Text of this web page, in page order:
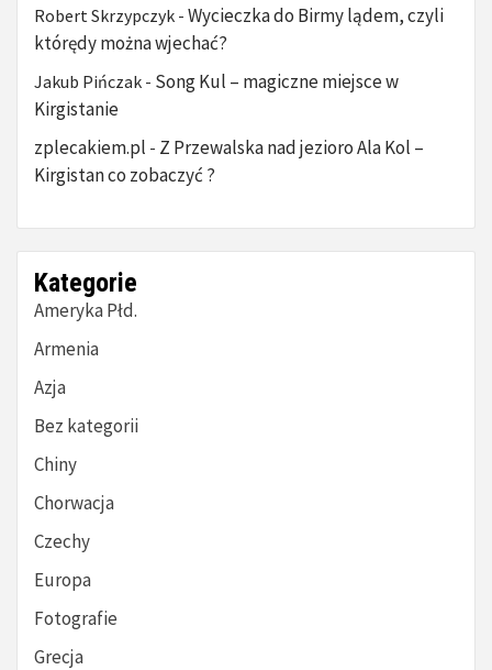
Robert Skrzypczyk - Wycieczka do Birmy lądem, czyli
którędy można wjechać?
Jakub Pińczak - Song Kul – magiczne miejsce w
Kirgistanie
zplecakiem.pl - Z Przewalska nad jezioro Ala Kol –
Kirgistan co zobaczyć ?
Kategorie
Ameryka Płd.
Armenia
Azja
Bez kategorii
Chiny
Chorwacja
Czechy
Europa
Fotografie
Grecja